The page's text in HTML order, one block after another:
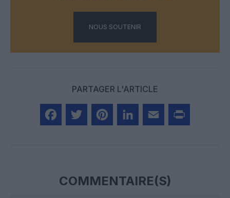
NOUS SOUTENIR
PARTAGER L'ARTICLE
COMMENTAIRE(S)